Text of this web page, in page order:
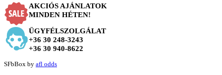
AKCIÓS AJÁNLATOK
MINDEN HÉTEN!
ÜGYFÉLSZOLGÁLAT
+36 30 248-3243
+36 30 940-8622
SFbBox by afl odds